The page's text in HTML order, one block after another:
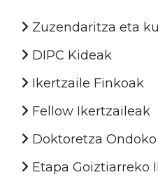
Zuzendaritza eta
DIPC Kideak
Ikertzaile Finkoak
Fellow Ikertzaileak
Doktoretza
Etapa Goiztiarreko